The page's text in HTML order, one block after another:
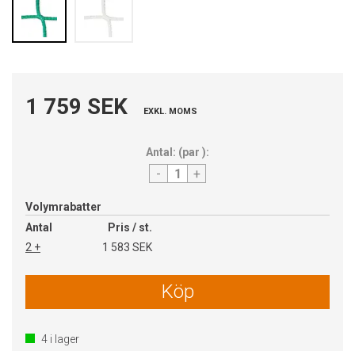
1 759 SEK EXKL. MOMS
Antal: (par ):
- +
Volymrabatter
Antal
Pris / st.
2 +
1 583 SEK
Köp
4 i lager